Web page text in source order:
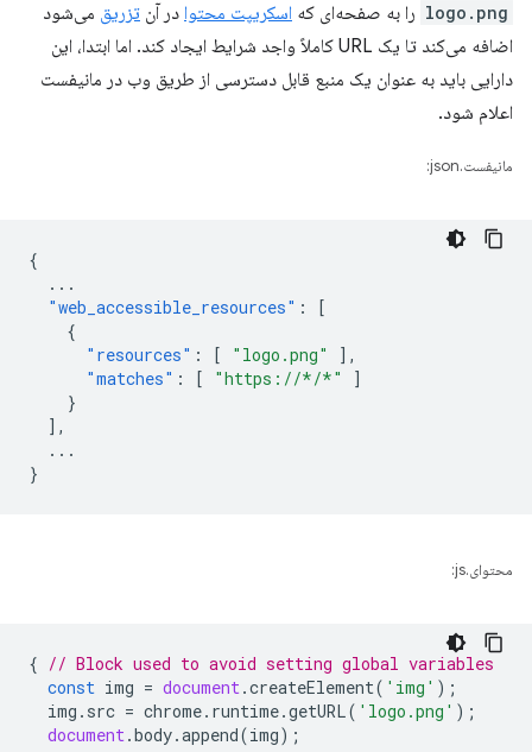
logo.png را به صفحه‌ای که اسکریپت محتوا در آن تزریق می‌شود
اضافه می‌کند تا یک URL کاملاً واجد شرایط ایجاد کند. اما ابتدا، این
دارایی باید به عنوان یک منبع قابل دسترسی از طریق وب در مانیفست
اعلام شود.
مانیفست.json:
{
...
"web_accessible_resources" :
[
{
"resources" : [ "logo.png"
],
"matches" : [ "https://*/*"
]
}
],
...
}
محتوای.js:
{ // Block used to avoid setting global variables
const img = document.createElement( 'img' );
img . src = chrome. runtime.getURL( 'logo.png' );
document.body.append(img);